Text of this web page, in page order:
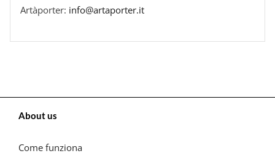
Artàporter: info@artaporter.it
About us
Come funziona